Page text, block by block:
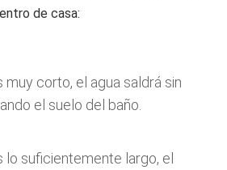
de casa:
muy corto, el agua saldrá sin
el suelo del baño.
lo suficientemente largo, el